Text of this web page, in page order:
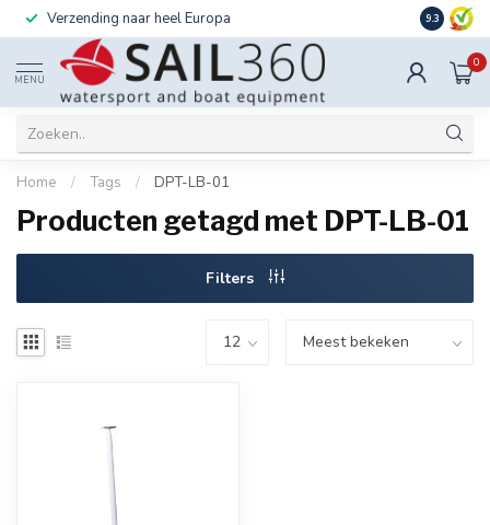
Verzending naar heel Europa Ook
9.3
MENU
0
Home / Tags / DPT-LB-01
Producten getagd met DPT-LB-01
Filters